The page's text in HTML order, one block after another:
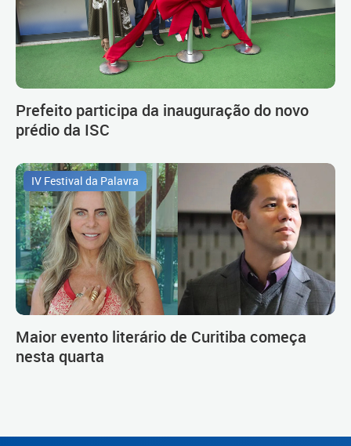
Prefeito participa da inauguração do novo
prédio da ISC
IV Festival da Palavra
Maior evento literário de Curitiba começa
nesta quarta